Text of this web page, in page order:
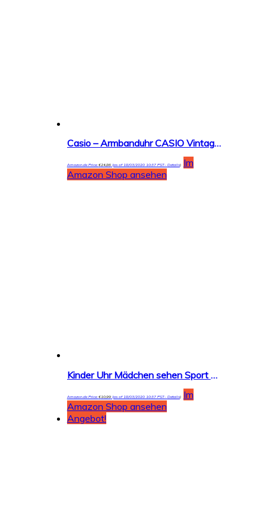
Casio – Armbanduhr CASIO Vintage Leder (ltp-1154pq-7bef)
Amazon.de Price:€24,86(as of 18/03/2020 10:37 PST- Details)
Im
Amazon Shop ansehen
Kinder Uhr Mädchen sehen Sport Wasserdichte niedliche Welle Punkt Quarzuhr Nachtlicht Mädchen Silikon Uhr Unterricht Uhr Kinder Geschenk
Amazon.de Price:€10,99(as of 18/03/2020 10:37 PST- Details)
Im
Amazon Shop ansehen
Angebot!